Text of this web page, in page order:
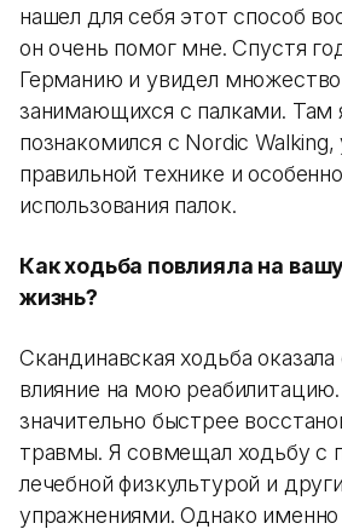
нашел для себя этот способ
он очень помог мне. Спустя
Германию и увидел
занимающихся с палками. Там
познакомился с Nordic Walking,
правильной технике и
использования палок.
Как ходьба повлияла на
жизнь?
Скандинавская ходьба
влияние на мою
значительно быстрее
травмы. Я совмещал ходьбу с
лечебной физкультурой и
упражнениями. Однако именно